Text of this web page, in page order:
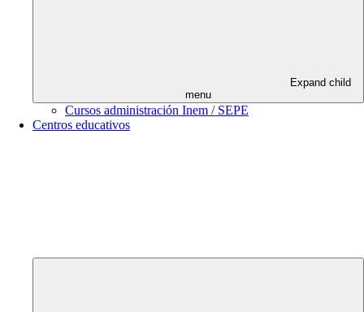
Expand child
menu
Cursos administración Inem / SEPE
Centros educativos